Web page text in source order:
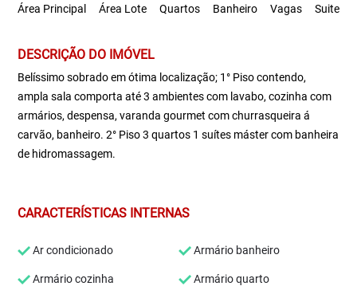
Área Principal
Área Lote
Quartos
Banheiro
Vagas
Suite
DESCRIÇÃO DO IMÓVEL
Belíssimo sobrado em ótima localização; 1° Piso contendo,
ampla sala comporta até 3 ambientes com lavabo, cozinha com
armários, despensa, varanda gourmet com churrasqueira á
carvão, banheiro. 2° Piso 3 quartos 1 suítes máster com banheira
de hidromassagem.
CARACTERÍSTICAS INTERNAS
Ar condicionado Armário banheiro
Armário cozinha Armário quarto